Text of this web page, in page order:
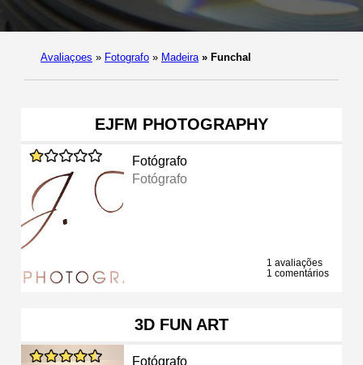
Avaliaçoes » Fotografo » Madeira » Funchal
EJFM PHOTOGRAPHY
Fotógrafo
Fotógrafo
1 avaliações
1 comentários
3D FUN ART
Fotógrafo